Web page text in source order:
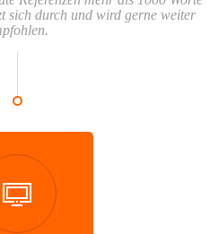
sich durch und wird gerne weiter